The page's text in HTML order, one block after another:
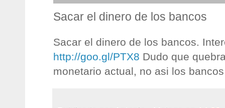
Sacar el dinero de los bancos
Sacar el dinero de los bancos.
http://goo.gl/PTX8 Dudo que
monetario actual, no asi los bancos